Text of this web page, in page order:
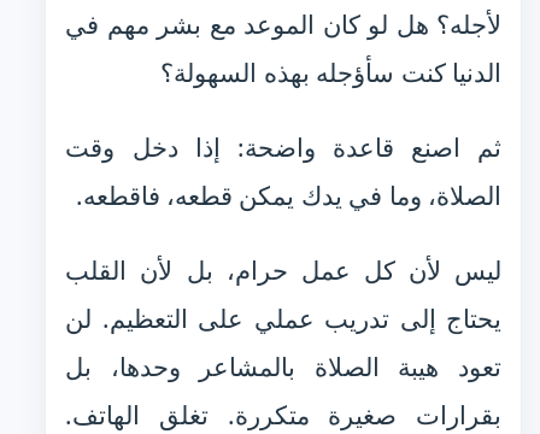
لأجله؟ هل لو كان الموعد مع بشر مهم في
الدنيا كنت سأؤجله بهذه السهولة؟
ثم اصنع قاعدة واضحة: إذا دخل وقت
الصلاة، وما في يدك يمكن قطعه، فاقطعه.
ليس لأن كل عمل حرام، بل لأن القلب
يحتاج إلى تدريب عملي على التعظيم. لن
تعود هيبة الصلاة بالمشاعر وحدها، بل
بقرارات صغيرة متكررة. تغلق الهاتف.